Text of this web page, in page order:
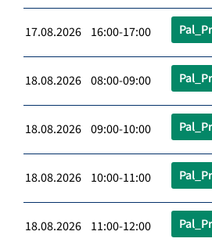
17.08.2026 16:00-17:00
18.08.2026 08:00-09:00
18.08.2026 09:00-10:00
18.08.2026 10:00-11:00
18.08.2026 11:00-12:00